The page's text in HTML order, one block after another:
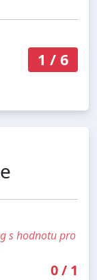
1 / 6
s hodnotu pro
0/ 1